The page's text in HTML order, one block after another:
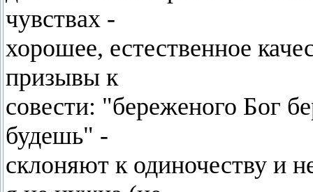
чувствах -
хорошее, естественное
призывы к
совести: "береженого Бог
будешь" -
склоняют к одиночеству и